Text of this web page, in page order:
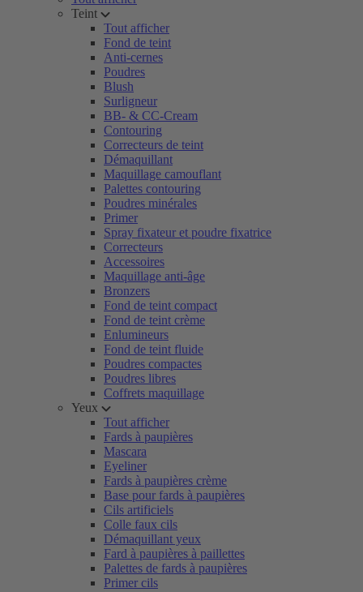
Teint
Tout afficher
Fond de teint
Anti-cernes
Poudres
Blush
Surligneur
BB- & CC-Cream
Contouring
Correcteurs de teint
Démaquillant
Maquillage camouflant
Palettes contouring
Poudres minérales
Primer
Spray fixateur et poudre fixatrice
Correcteurs
Accessoires
Maquillage anti-âge
Bronzers
Fond de teint compact
Fond de teint crème
Enlumineurs
Fond de teint fluide
Poudres compactes
Poudres libres
Coffrets maquillage
Yeux
Tout afficher
Fards à paupières
Mascara
Eyeliner
Fards à paupières crème
Base pour fards à paupières
Cils artificiels
Colle faux cils
Démaquillant yeux
Fard à paupières à paillettes
Palettes de fards à paupières
Primer cils